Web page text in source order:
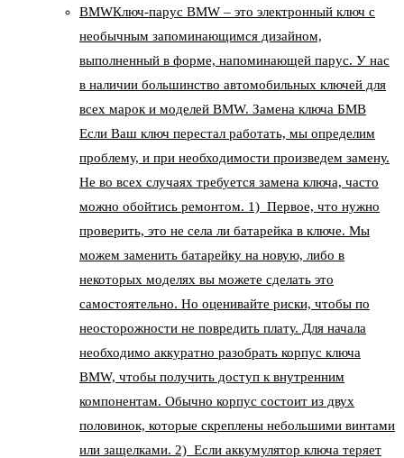
BMWКлюч-парус BMW – это электронный ключ с
необычным запоминающимся дизайном,
выполненный в форме, напоминающей парус. У нас
в наличии большинство автомобильных ключей для
всех марок и моделей BMW. Замена ключа БМВ
Если Ваш ключ перестал работать, мы определим
проблему, и при необходимости произведем замену.
Не во всех случаях требуется замена ключа, часто
можно обойтись ремонтом. 1) Первое, что нужно
проверить, это не села ли батарейка в ключе. Мы
можем заменить батарейку на новую, либо в
некоторых моделях вы можете сделать это
самостоятельно. Но оценивайте риски, чтобы по
неосторожности не повредить плату. Для начала
необходимо аккуратно разобрать корпус ключа
BMW, чтобы получить доступ к внутренним
компонентам. Обычно корпус состоит из двух
половинок, которые скреплены небольшими винтами
или защелками. 2) Если аккумулятор ключа теряет